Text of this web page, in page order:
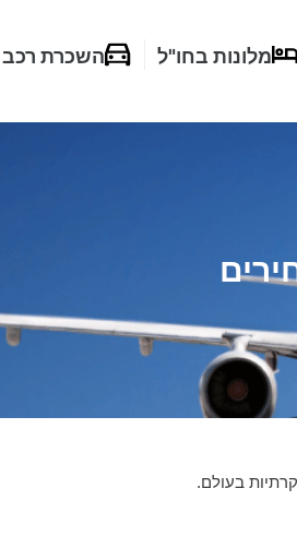
מלונות בחו"ל השכרת רכב